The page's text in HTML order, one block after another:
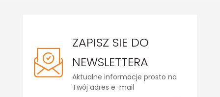
ZAPISZ SIE DO
NEWSLETTERA
Aktualne informacje prosto na
Twój adres e-mail